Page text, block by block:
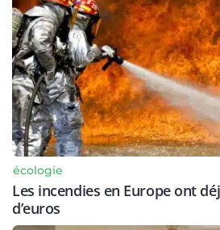
écologie
Les incendies en Europe ont
d’euros